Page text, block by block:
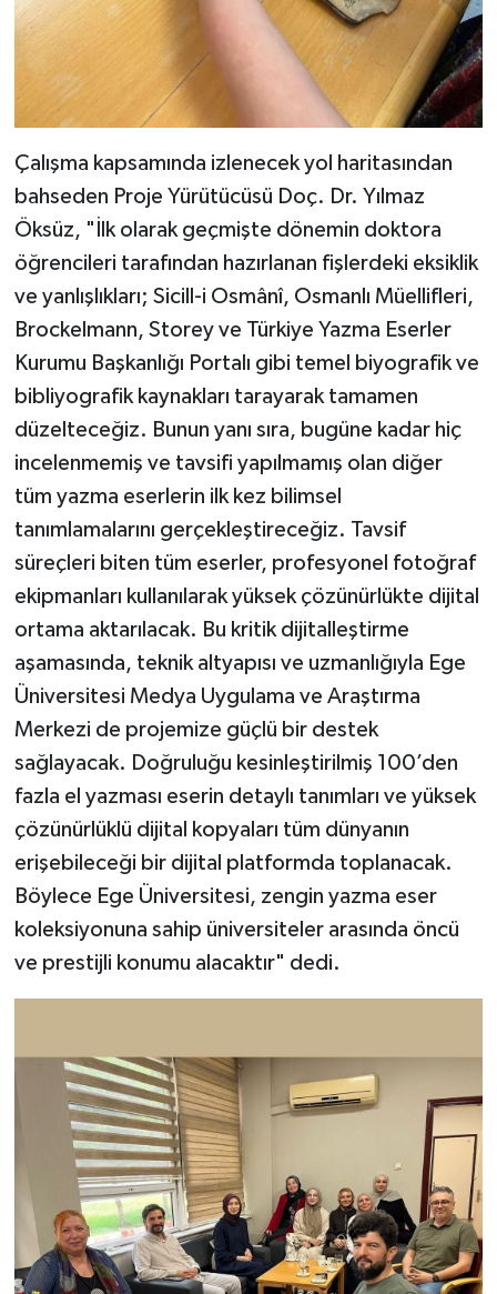
Çalışma kapsamında izlenecek yol haritasından
bahseden Proje Yürütücüsü Doç. Dr. Yılmaz
Öksüz, "İlk olarak geçmişte dönemin doktora
öğrencileri tarafından hazırlanan fişlerdeki eksiklik
ve yanlışlıkları; Sicill-i Osmânî, Osmanlı Müellifleri,
Brockelmann, Storey ve Türkiye Yazma Eserler
Kurumu Başkanlığı Portalı gibi temel biyografik ve
bibliyografik kaynakları tarayarak tamamen
düzelteceğiz. Bunun yanı sıra, bugüne kadar hiç
incelenmemiş ve tavsifi yapılmamış olan diğer
tüm yazma eserlerin ilk kez bilimsel
tanımlamalarını gerçekleştireceğiz. Tavsif
süreçleri biten tüm eserler, profesyonel fotoğraf
ekipmanları kullanılarak yüksek çözünürlükte dijital
ortama aktarılacak. Bu kritik dijitalleştirme
aşamasında, teknik altyapısı ve uzmanlığıyla Ege
Üniversitesi Medya Uygulama ve Araştırma
Merkezi de projemize güçlü bir destek
sağlayacak. Doğruluğu kesinleştirilmiş 100’den
fazla el yazması eserin detaylı tanımları ve yüksek
çözünürlüklü dijital kopyaları tüm dünyanın
erişebileceği bir dijital platformda toplanacak.
Böylece Ege Üniversitesi, zengin yazma eser
koleksiyonuna sahip üniversiteler arasında öncü
ve prestijli konumu alacaktır" dedi.